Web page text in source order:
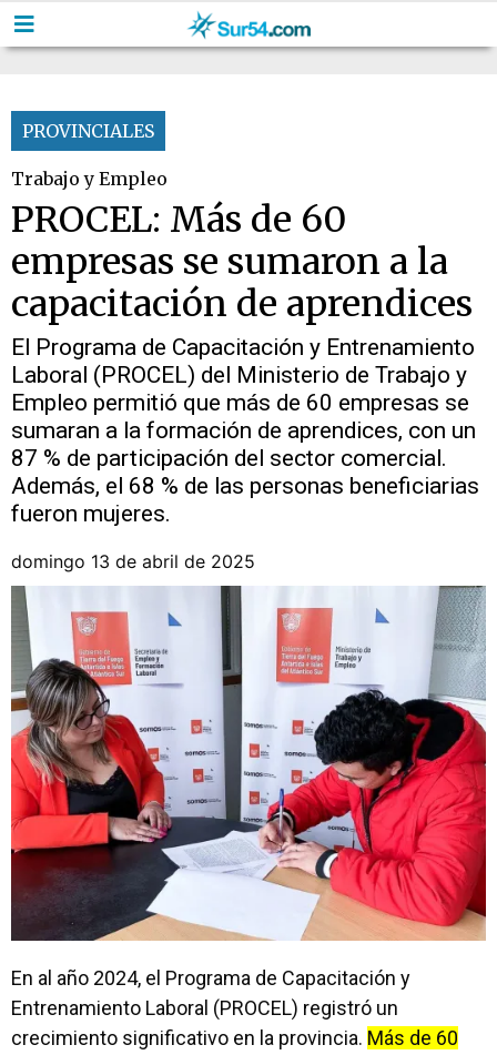
PROVINCIALES
Trabajo y Empleo
PROCEL: Más de 60
empresas se sumaron a la
capacitación de aprendices
El Programa de Capacitación y Entrenamiento
Laboral (PROCEL) del Ministerio de Trabajo y
Empleo permitió que más de 60 empresas se
sumaran a la formación de aprendices, con un
87 % de participación del sector comercial.
Además, el 68 % de las personas beneficiarias
fueron mujeres.
domingo 13 de abril de 2025
En al año 2024, el Programa de Capacitación y
Entrenamiento Laboral (PROCEL) registró un
crecimiento significativo en la provincia. Más de 60